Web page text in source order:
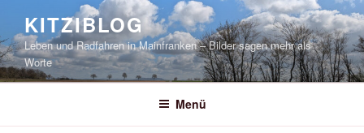
springen
KITZIBLOG
Leben und Radfahren in Mainfranken – Bilder sagen mehr als
Worte
Menü